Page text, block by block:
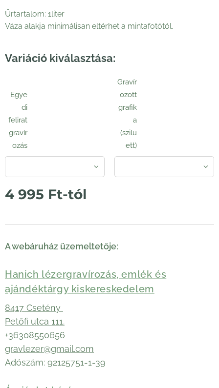
Űrtartalom: 1liter
Váza alakja minimálisan eltérhet a mintafotótól.
Variáció kiválasztása:
Egye
di
felirat
gravír
ozás
Gravír
ozott
grafik
a
(szilu
ett)
4 995 Ft-tól
A webáruház üzemeltetője:
Hanich lézergravírozás, emlék és
ajándéktárgy kiskereskedelem
8417 Csetény
Petőfi utca 111.
+36308550656
gravlezer@gmail.com
Adószám: 92125751-1-39